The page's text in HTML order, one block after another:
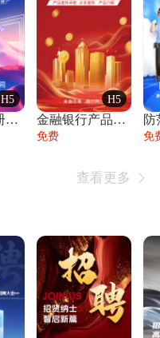
H5
企业宣传画册公司简介产品介绍业务宣传手册
H5
金融银行产品宣传手册企业宣传产品介绍
免费
防
免
查看更多 